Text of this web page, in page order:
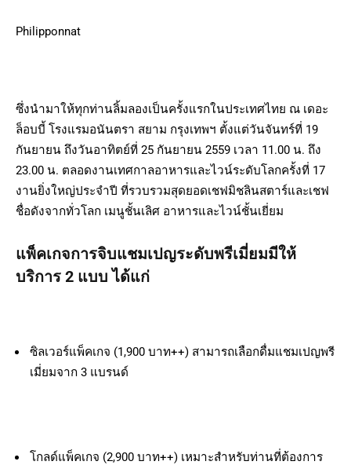
Philipponnat
ซึ่งนำมาให้ทุกท่านลิ้มลองเป็นครั้งแรกในประเทศไทย ณ เดอะ
ล็อบบี้ โรงแรมอนันตรา สยาม กรุงเทพฯ ตั้งแต่วันจันทร์ที่ 19
กันยายน ถึงวันอาทิตย์ที่ 25 กันยายน 2559 เวลา 11.00 น. ถึง
23.00 น. ตลอดงานเทศกาลอาหารและไวน์ระดับโลกครั้งที่ 17
งานยิ่งใหญ่ประจำปี ที่รวบรวมสุดยอดเชฟมิชลินสตาร์และเชฟ
ชื่อดังจากทั่วโลก เมนูชั้นเลิศ อาหารและไวน์ชั้นเยี่ยม
แพ็คเกจการจิบแชมเปญระดับพรีเมี่ยมมีให้
บริการ 2 แบบ ได้แก่
ซิลเวอร์แพ็คเกจ (1,900 บาท++) สามารถเลือกดื่มแชมเปญพรี
เมี่ยมจาก 3 แบรนด์
โกลด์แพ็คเกจ (2,900 บาท++) เหมาะสำหรับท่านที่ต้องการ